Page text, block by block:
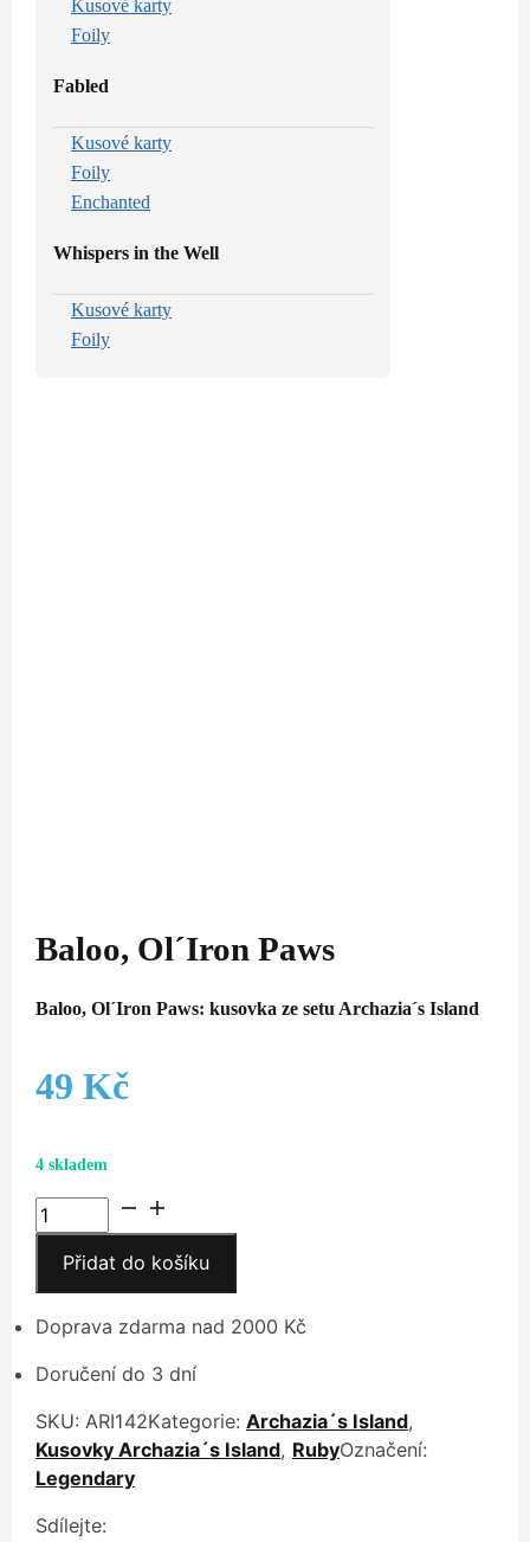
Kusové karty
Foily
Fabled
Kusové karty
Foily
Enchanted
Whispers in the Well
Kusové karty
Foily
Baloo, Ol´Iron Paws
Baloo, Ol´Iron Paws: kusovka ze setu Archazia´s Island
49 Kč
4 skladem
Baloo,
Ol
´Iron
Paws
množství
Přidat do košíku
Doprava zdarma nad 2000 Kč
Doručení do 3 dní
SKU: ARI142Kategorie: Archazia´s Island,
Kusovky Archazia´s Island, RubyOznačení:
Legendary
Sdílejte: